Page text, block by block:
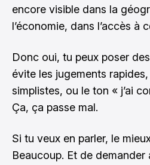
encore visible dans la
l’économie, dans l’accès à
Donc oui, tu peux poser
évite les jugements
simplistes, ou le ton « j’ai
Ça, ça passe mal.
Si tu veux en parler, le
Beaucoup. Et de demander